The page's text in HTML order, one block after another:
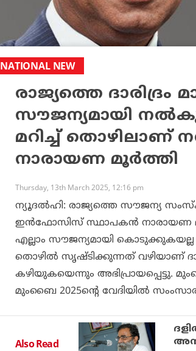
NATIONAL NEW
രാജ്യത്തെ ദാരിദ്രം
സൗജന്യമായി
മറിച്ച് തൊഴിലാണ്
നാരായണ മൂര്‍ത്തി
Thursday, 13th March 2025, 12:16 pm
ന്യൂദല്‍ഹി: രാജ്യത്തെ സൗജന്യ
ഇന്‍ഫോസിസ് സ്ഥാപകന്‍ നാരായണ
എല്ലാം സൗജന്യമായി
തൊഴില്‍ സൃഷ്ടിക്കുന്നത് വഴിയാണ്
കഴിയുകയെന്നും അഭിപ്രായപ്പെട്ടു.
മുംബൈ 2025ന്റെ വേദിയില്‍
Also Read